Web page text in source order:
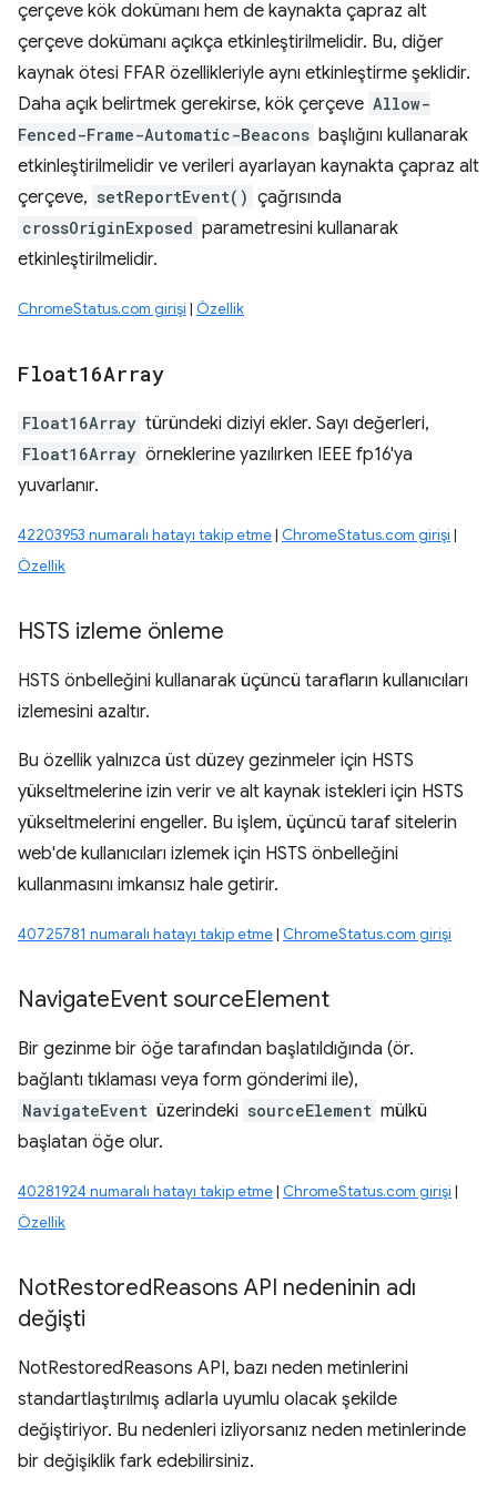
çerçeve kök dokümanı hem de kaynakta çapraz alt
çerçeve dokümanı açıkça etkinleştirilmelidir. Bu, diğer
kaynak ötesi FFAR özellikleriyle aynı etkinleştirme şeklidir.
Daha açık belirtmek gerekirse, kök çerçeve Allow-
Fenced-Frame-Automatic-Beacons başlığını kullanarak
etkinleştirilmelidir ve verileri ayarlayan kaynakta çapraz alt
çerçeve, setReportEvent() çağrısında
crossOriginExposed parametresini kullanarak
etkinleştirilmelidir.
ChromeStatus.com girişi | Özellik
Float16Array
Float16Array türündeki diziyi ekler. Sayı değerleri,
Float16Array örneklerine yazılırken IEEE fp16'ya
yuvarlanır.
42203953 numaralı hatayı takip etme| ChromeStatus.com girişi |
Özellik
HSTS izleme önleme
HSTS önbelleğini kullanarak üçüncü tarafların kullanıcıları
izlemesini azaltır.
Bu özellik yalnızca üst düzey gezinmeler için HSTS
yükseltmelerine izin verir ve alt kaynak istekleri için HSTS
yükseltmelerini engeller. Bu işlem, üçüncü taraf sitelerin
web'de kullanıcıları izlemek için HSTS önbelleğini
kullanmasını imkansız hale getirir.
40725781 numaralı hatayı takip etme| ChromeStatus.com girişi
NavigateEvent sourceElement
Bir gezinme bir öğe tarafından başlatıldığında (ör.
bağlantı tıklaması veya form gönderimi ile),
NavigateEvent üzerindeki sourceElement mülkü
başlatan öğe olur.
40281924 numaralı hatayı takip etme| ChromeStatus.com girişi |
Özellik
NotRestoredReasons API nedeninin adı
değişti
NotRestoredReasons API, bazı neden metinlerini
standartlaştırılmış adlarla uyumlu olacak şekilde
değiştiriyor. Bu nedenleri izliyorsanız neden metinlerinde
bir değişiklik fark edebilirsiniz.